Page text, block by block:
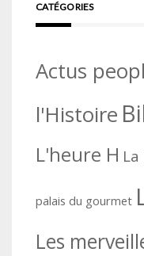
CATÉGORIES
Actus
l'Histoire
L'heure H
palais du gourmet
Les